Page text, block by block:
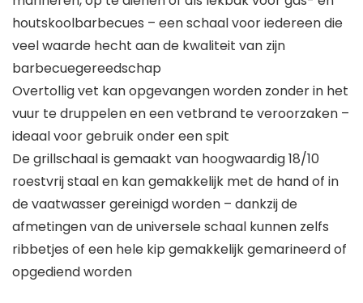
houtskoolbarbecues – een schaal voor iedereen die
veel waarde hecht aan de kwaliteit van zijn
barbecuegereedschap
Overtollig vet kan opgevangen worden zonder in het
vuur te druppelen en een vetbrand te veroorzaken –
ideaal voor gebruik onder een spit
De grillschaal is gemaakt van hoogwaardig 18/10
roestvrij staal en kan gemakkelijk met de hand of in
de vaatwasser gereinigd worden – dankzij de
afmetingen van de universele schaal kunnen zelfs
ribbetjes of een hele kip gemakkelijk gemarineerd of
opgediend worden